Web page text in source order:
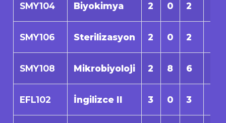
SMY104 Biyokimya 2 0 2
SMY106 Sterilizasyon 2 0 2
SMY108 Mikrobiyoloji 2 8 6
EFL102 İngilizce II 3 0 3